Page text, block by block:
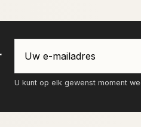
U kunt op elk gewenst moment